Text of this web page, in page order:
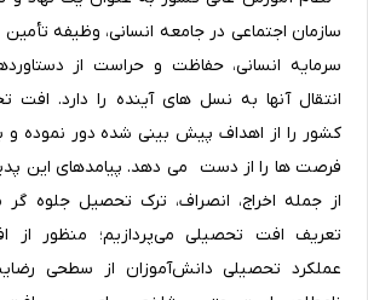
سازمان اجتماعی در جامعه انسانی، وظیفه تأمین
سرمایه انسانی، حفاظت و حراست از
انتقال آنها به نسل های آینده را دارد. افت
کشور را از اهداف پیش بینی شده دور نموده و
فرصت ها را از دست می دهد. پیامدهای این
از جمله اخراج، انصراف، ترک تحصیل جلوه
تعریف افت تحصیلی می‌پردازیم؛ منظور
عملکرد تحصیلی دانش‌آموزان از سطحی